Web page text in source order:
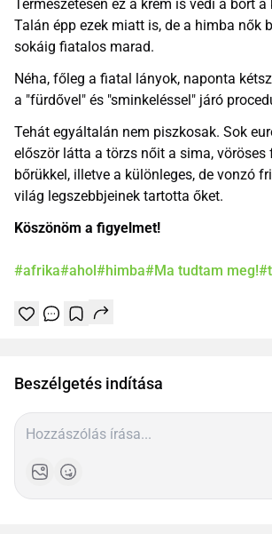
Természetesen ez a krém is védi a bőrt
Talán épp ezek miatt is, de a himba nők
sokáig fiatalos marad.
Néha, főleg a fiatal lányok, naponta
a "fürdővel" és "sminkeléssel" járó
Tehát egyáltalán nem piszkosak. Sok
először látta a törzs nőit a sima, vöröses
bőrükkel, illetve a különleges, de vonzó
világ legszebbjeinek tartotta őket.
Köszönöm a figyelmet!
#afrika#ahol#himba#Ma tudtam meg!
Tetszik Mentés
0
Beszélgetés indítása